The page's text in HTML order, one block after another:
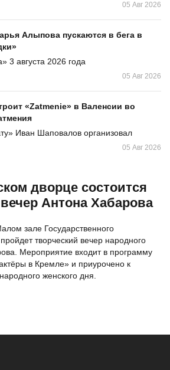
05 Авг 2026
Алыпова пускаются в бега в
3 августа 2026 года
05 Авг 2026
«Zatmenie» в Валенсии во
Иван Шаповалов организовал
05 Авг 2026
дворце состоится
Антона Хабарова
зале Государственного
творческий вечер народного
Мероприятие входит в программу
в Кремле» и приурочено к
женского дня.